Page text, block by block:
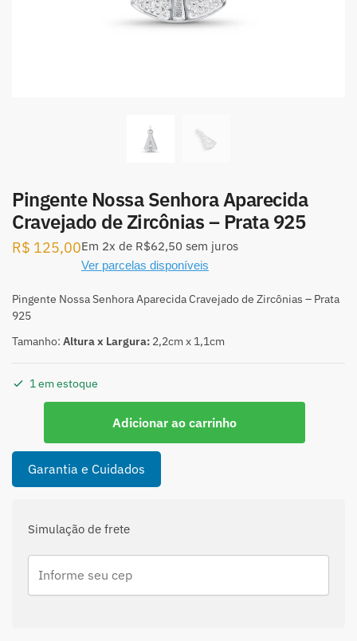
Pingente Nossa Senhora Aparecida
Cravejado de Zircônias – Prata 925
R$ 125,00Em 2x de R$62,50 sem juros
Ver parcelas disponíveis
Pingente Nossa Senhora Aparecida Cravejado de Zircônias – Prata
925
Tamanho: Altura x Largura: 2,2cm x 1,1cm
1 em estoque
Senhora
Aparecida
Cravejado
Zircônias
Adicionar ao carrinho
Garantia e Cuidados
Simulação de frete